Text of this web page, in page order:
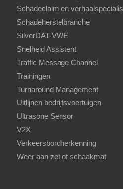
Schadeclaim en
Schadeherstelbranche
SilverDAT-VWE
Snelheid Assistent
Traffic Message Channel
Trainingen
Turnaround Management
Uitlijnen bedrijfsvoertuigen
Ultrasone Sensor
V2X
Verkeersbordherkenning
Weer aan zet of schaakmat